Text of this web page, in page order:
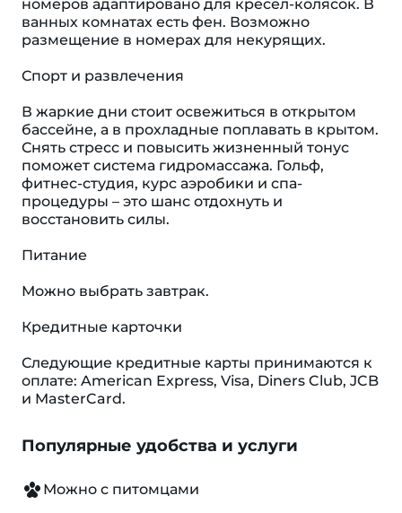
номеров адаптировано для кресел-колясок. В
ванных комнатах есть фен. Возможно
размещение в номерах для некурящих.
Спорт и развлечения
В жаркие дни стоит освежиться в открытом
бассейне, а в прохладные поплавать в крытом.
Снять стресс и повысить жизненный тонус
поможет система гидромассажа. Гольф,
фитнес-студия, курс аэробики и спа-
процедуры – это шанс отдохнуть и
восстановить силы.
Питание
Можно выбрать завтрак.
Кредитные карточки
Следующие кредитные карты принимаются к
оплате: American Express, Visa, Diners Club, JCB
и MasterCard.
Популярные удобства и услуги
Можно с питомцами